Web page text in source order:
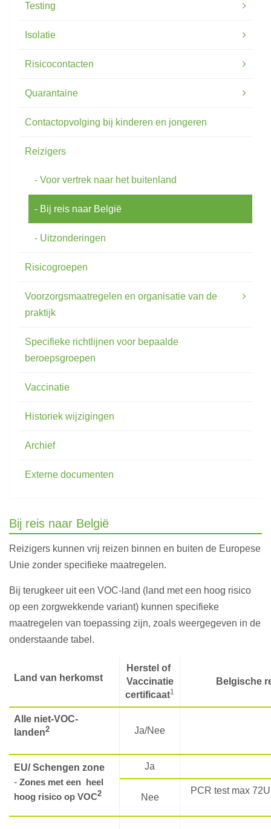
Testing
Isolatie
Risicocontacten
Quarantaine
Contactopvolging bij kinderen en jongeren
Reizigers
Voor vertrek naar het buitenland
Bij reis naar België
Uitzonderingen
Risicogroepen
Voorzorgsmaatregelen en organisatie van de
praktijk
Specifieke richtlijnen voor bepaalde
beroepsgroepen
Vaccinatie
Historiek wijzigingen
Archief
Externe documenten
Bij reis naar België
Reizigers kunnen vrij reizen binnen en buiten de Europese
Unie zonder specifieke maatregelen.
Bij terugkeer uit een VOC-land (land met een hoog risico
op een zorgwekkende variant) kunnen specifieke
maatregelen van toepassing zijn, zoals weergegeven in de
onderstaande tabel.
Land van herkomst
Herstel of
Vaccinatie
certificaat1
Belgische
Alle niet-VOC-
landen2 Ja/Nee
EU/ Schengen zone
- Zones met een heel
hoog risico op VOC2
Ja
Nee
PCR test max